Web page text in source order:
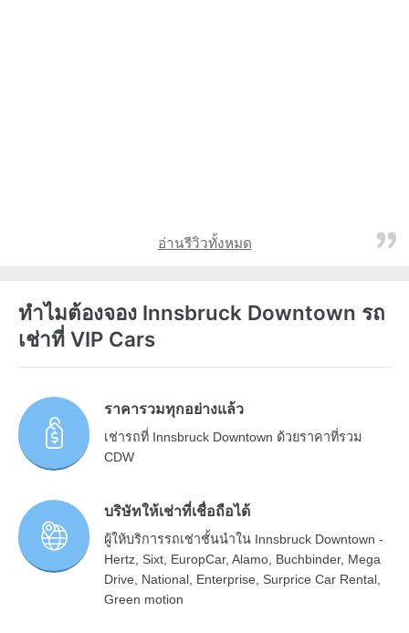
อ่านรีวิวทั้งหมด
ทำไมต้องจอง Innsbruck Downtown รถ
เช่าที่ VIP Cars
ราคารวมทุกอย่างแล้ว
เช่ารถที่ Innsbruck Downtown ด้วยราคาที่รวม
CDW
บริษัทให้เช่าที่เชื่อถือได้
ผู้ให้บริการรถเช่าชั้นนำใน Innsbruck Downtown -
Hertz, Sixt, EuropCar, Alamo, Buchbinder, Mega
Drive, National, Enterprise, Surprice Car Rental,
Green motion